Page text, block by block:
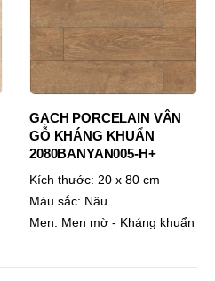
GẠCH PORCELAIN VÂN
GỖ KHÁNG KHUẨN
2080BANYAN005-H+
Kích thước: 20 x 80 cm
Màu sắc: Nâu
Men: Men mờ - Kháng khuẩn